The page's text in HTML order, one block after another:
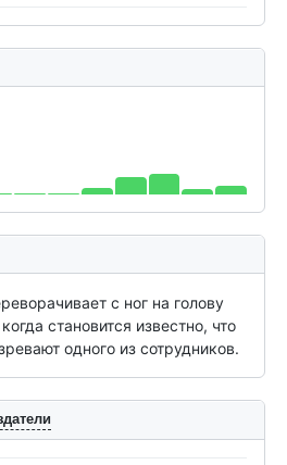
с ног на голову
становится известно, что
одного из сотрудников.